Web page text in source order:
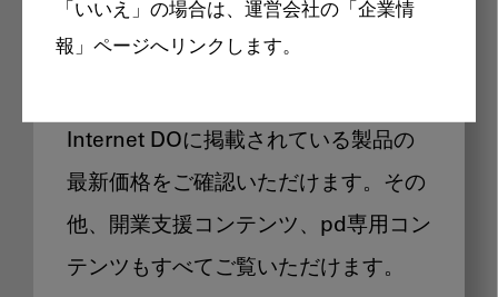
「いいえ」の場合は、運営会社の「企業情
報」ページへリンクします。
製品価格も閲覧可能
Internet DOに掲載されている製品の
最新価格をご確認いただけます。その
他、開業支援コンテンツ、pd専用コン
テンツもすべてご覧いただけます。